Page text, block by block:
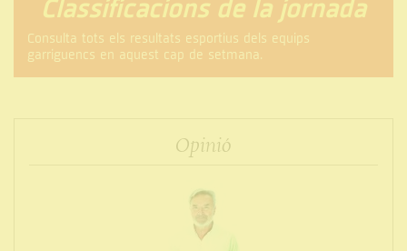
Classificacions de la jornada
Consulta tots els resultats esportius dels equips
garriguencs en aquest cap de setmana.
Opinió